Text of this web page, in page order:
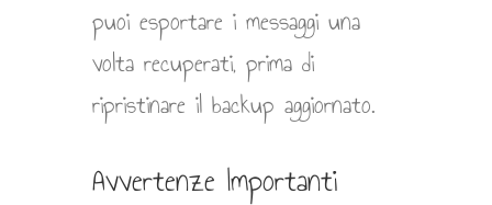
puoi esportare i messaggi una
volta recuperati, prima di
ripristinare il backup aggiornato.
Avvertenze Importanti